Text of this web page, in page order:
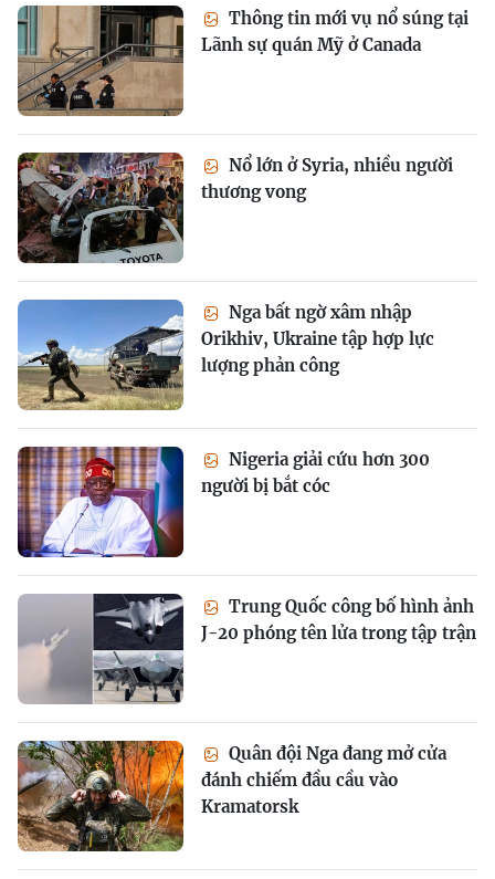
Thông tin mới vụ nổ súng tại
Lãnh sự quán Mỹ ở Canada
Nổ lớn ở Syria, nhiều người
thương vong
Nga bất ngờ xâm nhập
Orikhiv, Ukraine tập hợp lực
lượng phản công
Nigeria giải cứu hơn 300
người bị bắt cóc
Trung Quốc công bố hình ảnh
J-20 phóng tên lửa trong tập trận
Quân đội Nga đang mở cửa
đánh chiếm đầu cầu vào
Kramatorsk